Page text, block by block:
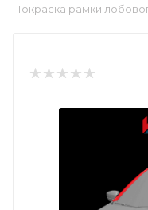
Покраска рамки